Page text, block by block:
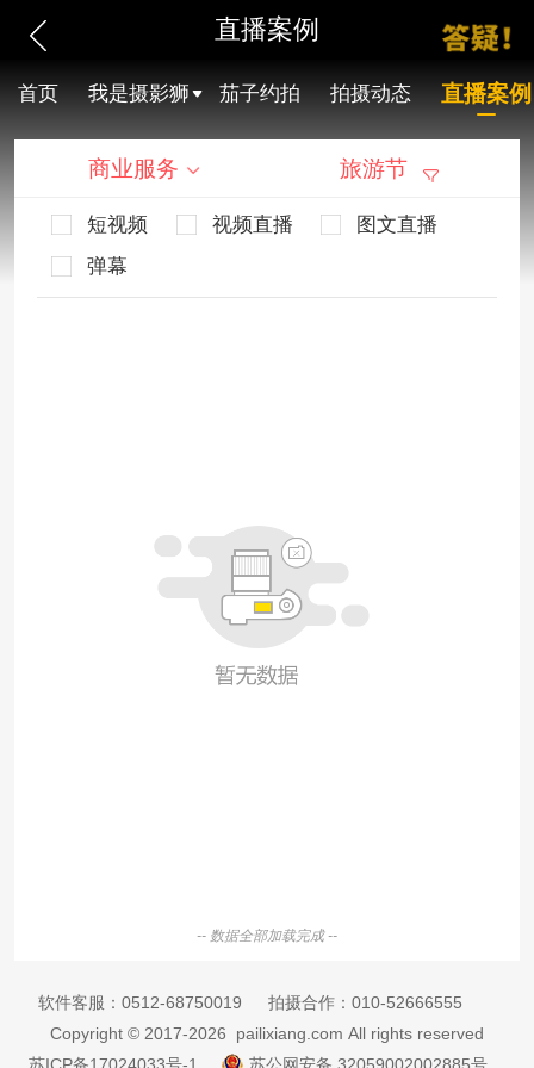
直播案例
首页 我是摄影狮 茄子约拍 拍摄动态 直播案例
商业服务 旅游节
短视频 视频直播
图文直播
弹幕
-- 数据全部加载完成 --
软件客服： 0512-68750019 拍摄合作： 010-52666555
Copyright © 2017-2026 pailixiang.com All rights reserved
苏ICP备17024033号-1
苏公网安备 32059002002885号